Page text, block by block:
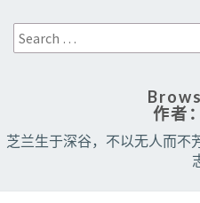
Search
for:
作者：
芝兰生于深谷，不以无人而不